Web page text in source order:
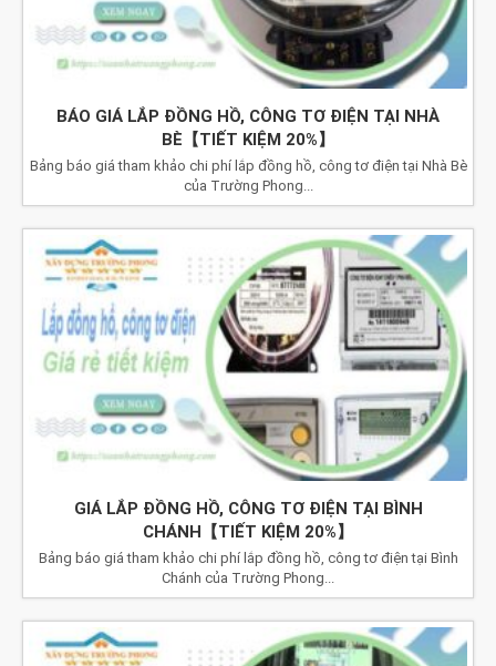
BÁO GIÁ LẮP ĐỒNG HỒ, CÔNG TƠ ĐIỆN TẠI NHÀ
BÈ【TIẾT KIỆM 20%】
Bảng báo giá tham khảo chi phí lắp đồng hồ, công tơ điện tại Nhà Bè
của Trường Phong...
GIÁ LẮP ĐỒNG HỒ, CÔNG TƠ ĐIỆN TẠI BÌNH
CHÁNH【TIẾT KIỆM 20%】
Bảng báo giá tham khảo chi phí lắp đồng hồ, công tơ điện tại Bình
Chánh của Trường Phong...